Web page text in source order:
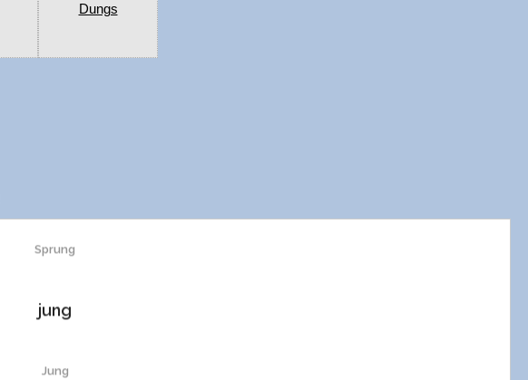
Dungs
Sprung
jung
Jung